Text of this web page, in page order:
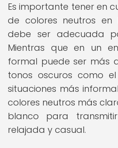
Es importante tener en
de colores neutros
debe ser adecuada
Mientras que en un
formal puede ser más
tonos oscuros como
situaciones más
colores neutros más
blanco para
relajada y casual.